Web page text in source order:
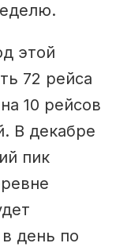
этой
72 рейса
10 рейсов
В декабре
пик
день по